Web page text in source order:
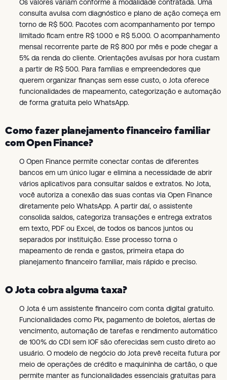
Os valores variam conforme a modalidade contratada. Uma
consulta avulsa com diagnóstico e plano de ação começa em
torno de R$ 500. Pacotes com acompanhamento por tempo
limitado ficam entre R$ 1.000 e R$ 5.000. O acompanhamento
mensal recorrente parte de R$ 800 por mês e pode chegar a
5% da renda do cliente. Orientações avulsas por hora custam
a partir de R$ 500. Para famílias e empreendedores que
querem organizar finanças sem esse custo, o Jota oferece
funcionalidades de mapeamento, categorização e automação
de forma gratuita pelo WhatsApp.
Como fazer planejamento financeiro familiar
com Open Finance?
O Open Finance permite conectar contas de diferentes
bancos em um único lugar e elimina a necessidade de abrir
vários aplicativos para consultar saldos e extratos. No Jota,
você autoriza a conexão das suas contas via Open Finance
diretamente pelo WhatsApp. A partir daí, o assistente
consolida saldos, categoriza transações e entrega extratos
em texto, PDF ou Excel, de todos os bancos juntos ou
separados por instituição. Esse processo torna o
mapeamento de renda e gastos, primeira etapa do
planejamento financeiro familiar, mais rápido e preciso.
O Jota cobra alguma taxa?
O Jota é um assistente financeiro com conta digital gratuito.
Funcionalidades como Pix, pagamento de boletos, alertas de
vencimento, automação de tarefas e rendimento automático
de 100% do CDI sem IOF são oferecidas sem custo direto ao
usuário. O modelo de negócio do Jota prevê receita futura por
meio de operações de crédito e maquininha de cartão, o que
permite manter as funcionalidades essenciais gratuitas para